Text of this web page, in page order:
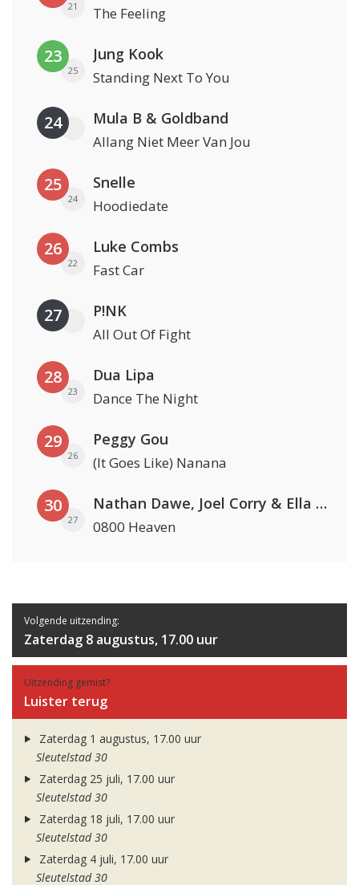
21 The Feeling
23
25
Jung Kook
Standing Next To You
24 Mula B & Goldband
Allang Niet Meer Van Jou
25
24
Snelle
Hoodiedate
26
22
Luke Combs
Fast Car
27 P!NK
All Out Of Fight
28
23
Dua Lipa
Dance The Night
29
26
Peggy Gou
(It Goes Like) Nanana
30
27
Nathan Dawe, Joel Corry & Ella Henderson
0800 Heaven
Volgende uitzending:
Zaterdag 8 augustus, 17.00 uur
Uitzending gemist?
Luister terug
Zaterdag 1 augustus, 17.00 uur
Sleutelstad 30
Zaterdag 25 juli, 17.00 uur
Sleutelstad 30
Zaterdag 18 juli, 17.00 uur
Sleutelstad 30
Zaterdag 4 juli, 17.00 uur
Sleutelstad 30